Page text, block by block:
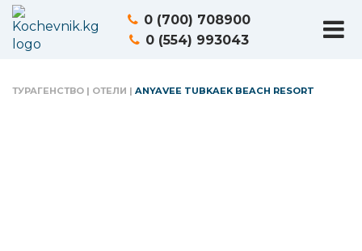
0 (700) 708900
0 (554) 993043
ТУРАГЕНСТВО | ОТЕЛИ | ANYAVEE TUBKAEK BEACH RESORT